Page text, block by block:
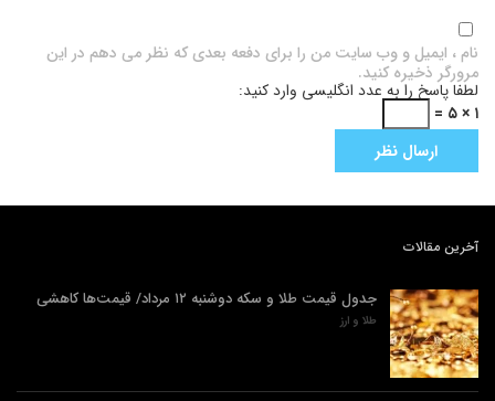
نام ، ایمیل و وب سایت من را برای دفعه بعدی که نظر می دهم در این
مرورگر ذخیره کنید.
لطفا پاسخ را به عدد انگلیسی وارد کنید:
۱ × ۵ =
آخرین مقالات
جدول قیمت طلا و سکه دوشنبه ۱۲ مرداد/ قیمت‌ها کاهشی
طلا و ارز